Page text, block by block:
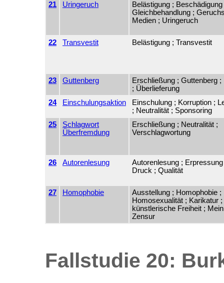
21 Uringeruch
Belästigung ; Beschädigung
Gleichbehandlung ;
Medien ; Uringeruch
22 Transvestit Belästigung ; Transvestit
23 Guttenberg
Erschließung ; Guttenberg
; Überlieferung
24
Einschulungsaktion
Einschulung ; Korruption ;
; Neutralität ; Sponsoring
25
Schlagwort
Überfremdung
Erschließung ; Neutralität ;
Verschlagwortung
26 Autorenlesung
Autorenlesung ;
Druck ; Qualität
27 Homophobie
Ausstellung ; Homophobie ;
Homosexualität ; Karikatur ;
künstlerische Freiheit ;
Zensur
Fallstudie 20: